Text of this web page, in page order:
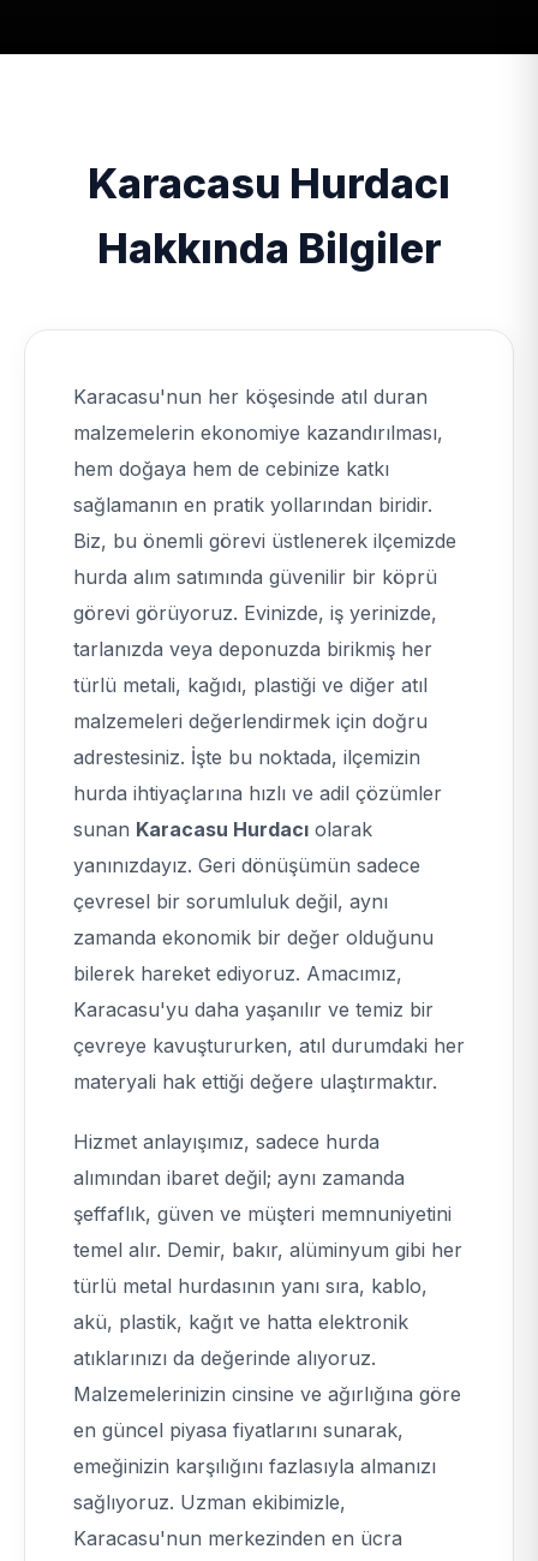
Karacasu Hurdacı
Hakkında Bilgiler
Karacasu'nun her köşesinde atıl duran
malzemelerin ekonomiye kazandırılması,
hem doğaya hem de cebinize katkı
sağlamanın en pratik yollarından biridir.
Biz, bu önemli görevi üstlenerek ilçemizde
hurda alım satımında güvenilir bir köprü
görevi görüyoruz. Evinizde, iş yerinizde,
tarlanızda veya deponuzda birikmiş her
türlü metali, kağıdı, plastiği ve diğer atıl
malzemeleri değerlendirmek için doğru
adrestesiniz. İşte bu noktada, ilçemizin
hurda ihtiyaçlarına hızlı ve adil çözümler
sunan Karacasu Hurdacı olarak
yanınızdayız. Geri dönüşümün sadece
çevresel bir sorumluluk değil, aynı
zamanda ekonomik bir değer olduğunu
bilerek hareket ediyoruz. Amacımız,
Karacasu'yu daha yaşanılır ve temiz bir
çevreye kavuştururken, atıl durumdaki her
materyali hak ettiği değere ulaştırmaktır.
Hizmet anlayışımız, sadece hurda
alımından ibaret değil; aynı zamanda
şeffaflık, güven ve müşteri memnuniyetini
temel alır. Demir, bakır, alüminyum gibi her
türlü metal hurdasının yanı sıra, kablo,
akü, plastik, kağıt ve hatta elektronik
atıklarınızı da değerinde alıyoruz.
Malzemelerinizin cinsine ve ağırlığına göre
en güncel piyasa fiyatlarını sunarak,
emeğinizin karşılığını fazlasıyla almanızı
sağlıyoruz. Uzman ekibimizle,
Karacasu'nun merkezinden en ücra